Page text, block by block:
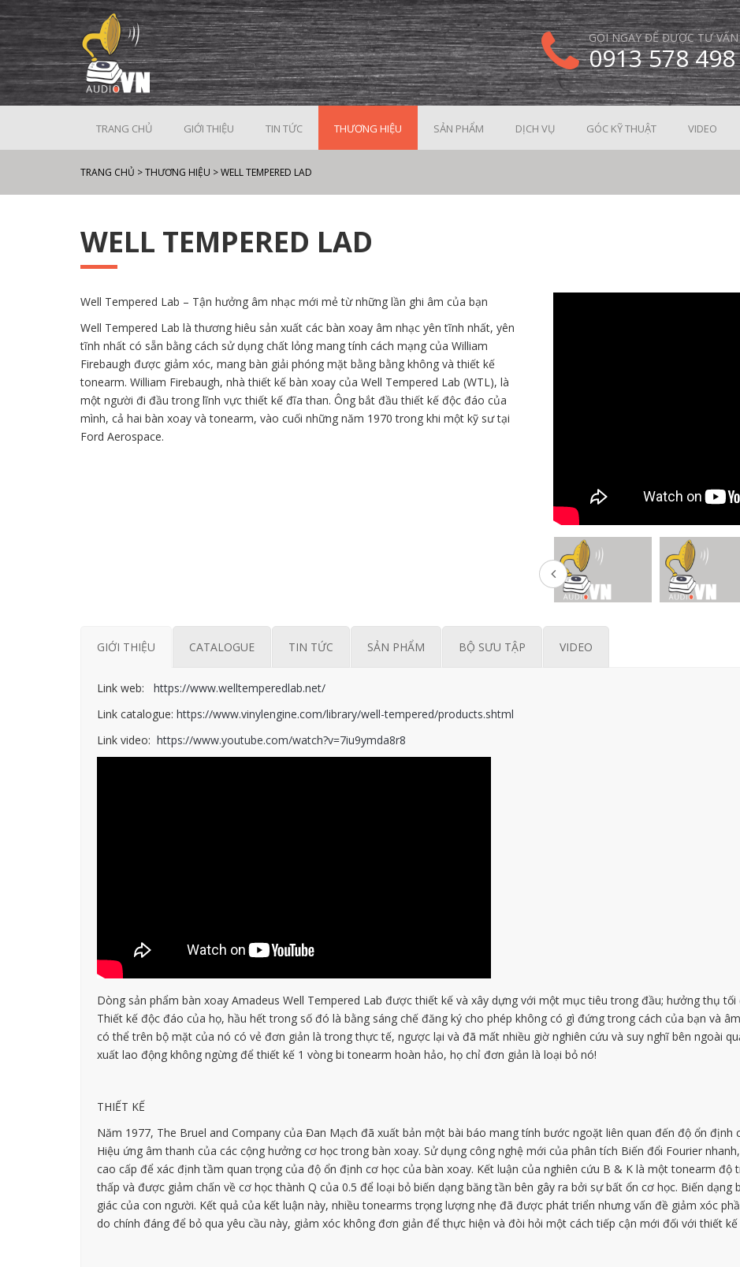
GỌI NGAY ĐỂ ĐƯỢC TƯ VẤN
0913 578 498
TRANG CHỦ GIỚI THIỆU TIN TỨC THƯƠNG HIỆU SẢN PHẨM DỊCH VỤ GÓC KỸ THUẬT VIDEO
TRANG CHỦ >THƯƠNG HIỆU >WELL TEMPERED LAD
WELL TEMPERED LAD
Well Tempered Lab – Tận hưởng âm nhạc mới mẻ từ những lần ghi âm của bạn
Well Tempered Lab là thương hiêu sản xuất các bàn xoay âm nhạc yên tĩnh nhất, yên
tĩnh nhất có sẵn bằng cách sử dụng chất lỏng mang tính cách mạng của William
Firebaugh được giảm xóc, mang bàn giải phóng mặt bằng bằng không và thiết kế
tonearm. William Firebaugh, nhà thiết kế bàn xoay của Well Tempered Lab (WTL), là
một người đi đầu trong lĩnh vực thiết kế đĩa than. Ông bắt đầu thiết kế độc đáo của
mình, cả hai bàn xoay và tonearm, vào cuối những năm 1970 trong khi một kỹ sư tại
Ford Aerospace.
GIỚI THIỆU CATALOGUE TIN TỨC SẢN PHẨM BỘ SƯU TẬP VIDEO
Link web: https://www.welltemperedlab.net/
Link catalogue: https://www.vinylengine.com/library/well-tempered/products.shtml
Link video: https://www.youtube.com/watch?v=7iu9ymda8r8
Dòng sản phẩm bàn xoay Amadeus Well Tempered Lab được thiết kế và xây dựng với một mục tiêu trong đầu; hưởng thụ
Thiết kế độc đáo của họ, hầu hết trong số đó là bằng sáng chế đăng ký cho phép không có gì đứng trong cách của bạn và
có thể trên bộ mặt của nó có vẻ đơn giản là trong thực tế, ngược lại và đã mất nhiều giờ nghiên cứu và suy nghĩ bên ngoài
xuất lao động không ngừng để thiết kế 1 vòng bi tonearm hoàn hảo, họ chỉ đơn giản là loại bỏ nó!
THIẾT KẾ
Năm 1977, The Bruel and Company của Đan Mạch đã xuất bản một bài báo mang tính bước ngoặt liên quan đến độ ổn
Hiệu ứng âm thanh của các cộng hưởng cơ học trong bàn xoay. Sử dụng công nghệ mới của phân tích Biến đổi Fourier
cao cấp để xác định tầm quan trọng của độ ổn định cơ học của bàn xoay. Kết luận của nghiên cứu B & K là một tonearm độ
thấp và được giảm chấn về cơ học thành Q của 0.5 để loại bỏ biến dạng băng tần bên gây ra bởi sự bất ổn cơ học. Biến
giác của con người. Kết quả của kết luận này, nhiều tonearms trọng lượng nhẹ đã được phát triển nhưng vấn đề giảm xóc
do chính đáng để bỏ qua yêu cầu này, giảm xóc không đơn giản để thực hiện và đòi hỏi một cách tiếp cận mới đối với thiết kế